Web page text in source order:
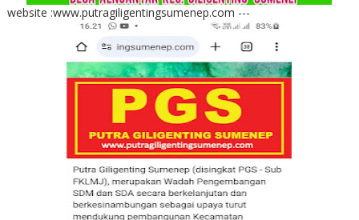
website :www.putragiligentingsumenep.com ---